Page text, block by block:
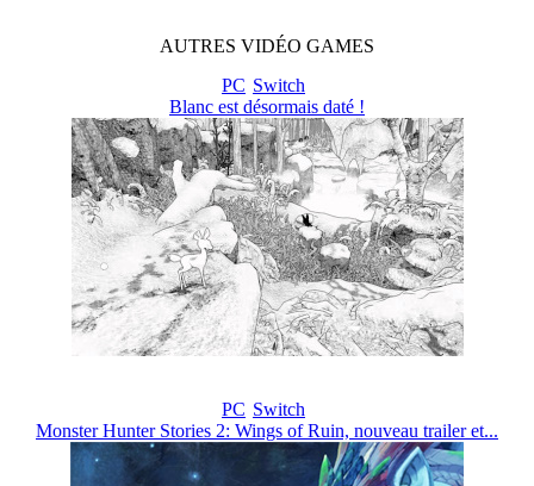
AUTRES VIDÉO GAMES
PC Switch
Blanc est désormais daté !
PC Switch
Monster Hunter Stories 2: Wings of Ruin, nouveau trailer et...